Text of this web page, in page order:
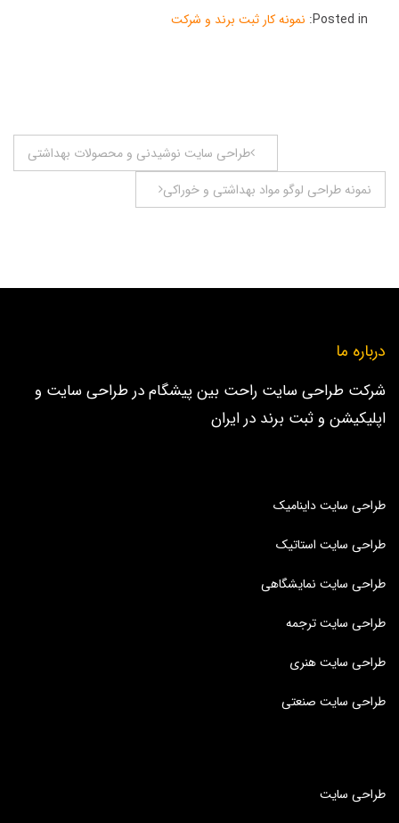
Posted in: نمونه کار ثبت برند و شرکت
نوشته
طراحی سایت نوشیدنی و محصولات بهداشتی
نمونه طراحی لوگو مواد بهداشتی و خوراکی
درباره ما
شرکت طراحی سایت راحت بین پیشگام در طراحی سایت و
اپلیکیشن و ثبت برند در ایران
طراحی سایت داینامیک
طراحی سایت استاتیک
طراحی سایت نمایشگاهی
طراحی سایت ترجمه
طراحی سایت هنری
طراحی سایت صنعتی
طراحی سایت